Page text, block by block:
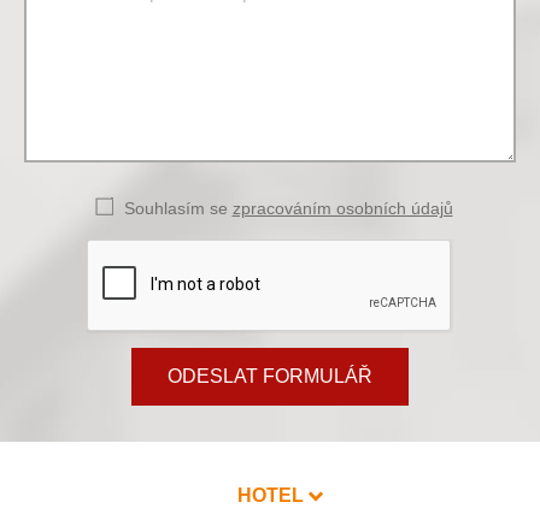
Souhlasím se zpracováním osobních údajů
ODESLAT FORMULÁŘ
HOTEL